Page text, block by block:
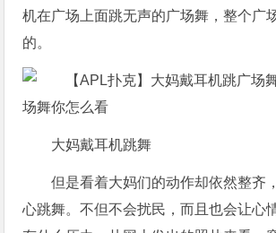
机在广场上面跳无声的广场舞，整个广
的。
大妈戴耳机跳舞
但是看着大妈们的动作却依然整齐
心跳舞。不但不会扰民，而且也会让心